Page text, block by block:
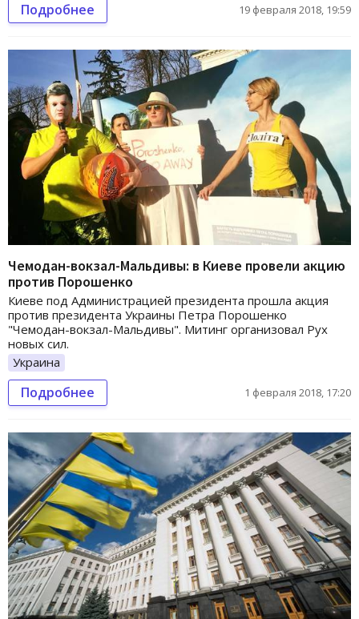
Подробнее 19 февраля 2018, 19:59
Чемодан-вокзал-Мальдивы: в Киеве провели акцию
против Порошенко
Киеве под Администрацией президента прошла акция
против президента Украины Петра Порошенко
"Чемодан-вокзал-Мальдивы". Митинг организовал Рух
новых сил.
Украина
Подробнее 1 февраля 2018, 17:20